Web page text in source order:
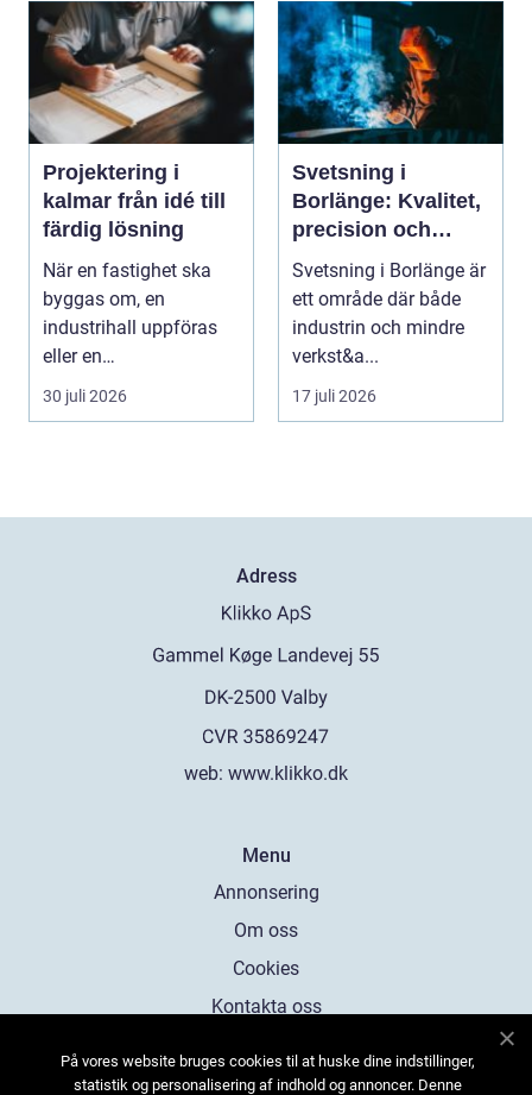
Projektering i
kalmar från idé till
färdig lösning
När en fastighet ska
byggas om, en
industrihall uppföras
eller en
lantbruksanläggning
moderniseras ä...
30 juli 2026
Svetsning i
Borlänge: Kvalitet,
precision och
hållbara
konstruktioner
Svetsning i Borlänge är
ett område där både
industrin och mindre
verkst&a...
17 juli 2026
Adress
web: www.klikko.dk
Menu
Annonsering
Om oss
Cookies
Kontakta oss
På vores website bruges cookies til at huske dine indstillinger,
statistik og personalisering af indhold og annoncer. Denne